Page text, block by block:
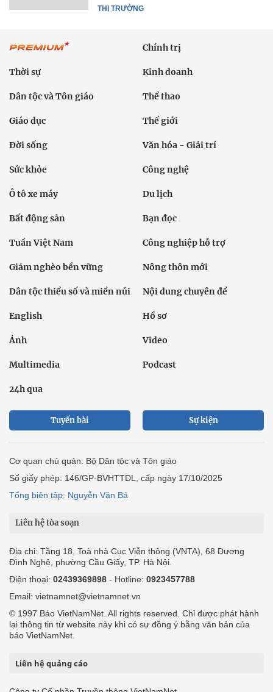
THỊ TRƯỜNG
Chính trị
Thời sự Kinh doanh
Dân tộc và Tôn giáo Thể thao
Giáo dục Thế giới
Đời sống Văn hóa - Giải trí
Sức khỏe Công nghệ
Ô tô xe máy Du lịch
Bất động sản Bạn đọc
Tuần Việt Nam Công nghiệp hỗ trợ
Giảm nghèo bền vững Nông thôn mới
Dân tộc thiểu số và miền núi Nội dung chuyên đề
English Hồ sơ
Ảnh Video
Multimedia Podcast
24h qua
Tuyến bài Sự kiện
Cơ quan chủ quản: Bộ Dân tộc và Tôn giáo
Số giấy phép: 146/GP-BVHTTDL, cấp ngày 17/10/2025
Tổng biên tập: Nguyễn Văn Bá
Liên hệ tòa soạn
Địa chỉ: Tầng 18, Toà nhà Cục Viễn thông (VNTA), 68 Dương
Đình Nghệ, phường Cầu Giấy, TP. Hà Nội.
Điện thoại: 02439369898 - Hotline: 0923457788
Email: vietnamnet@vietnamnet.vn
© 1997 Báo VietNamNet. All rights reserved. Chỉ được phát hành
lại thông tin từ website này khi có sự đồng ý bằng văn bản của
báo VietNamNet.
Liên hệ quảng cáo